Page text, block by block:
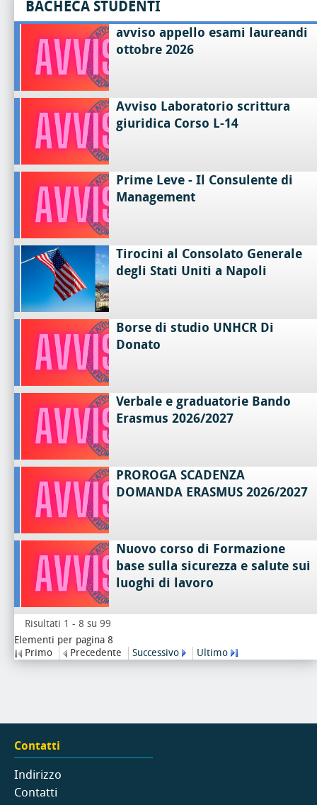
BACHECA STUDENTI
avviso appello esami laureandi
ottobre 2026
Avviso Laboratorio scrittura
giuridica Corso L-14
Prime Leve - Il Consulente di
Management
Tirocini al Consolato Generale
degli Stati Uniti a Napoli
Borse di studio UNHCR Di
Donato
Verbale e graduatorie Bando
Erasmus 2026/2027
PROROGA SCADENZA
DOMANDA ERASMUS 2026/2027
Nuovo corso di Formazione
base sulla sicurezza e salute sui
luoghi di lavoro
Risultati 1 - 8 su 99
Elementi per pagina 8
Primo
Precedente Successivo Ultimo
Contatti
Indirizzo
Contatti